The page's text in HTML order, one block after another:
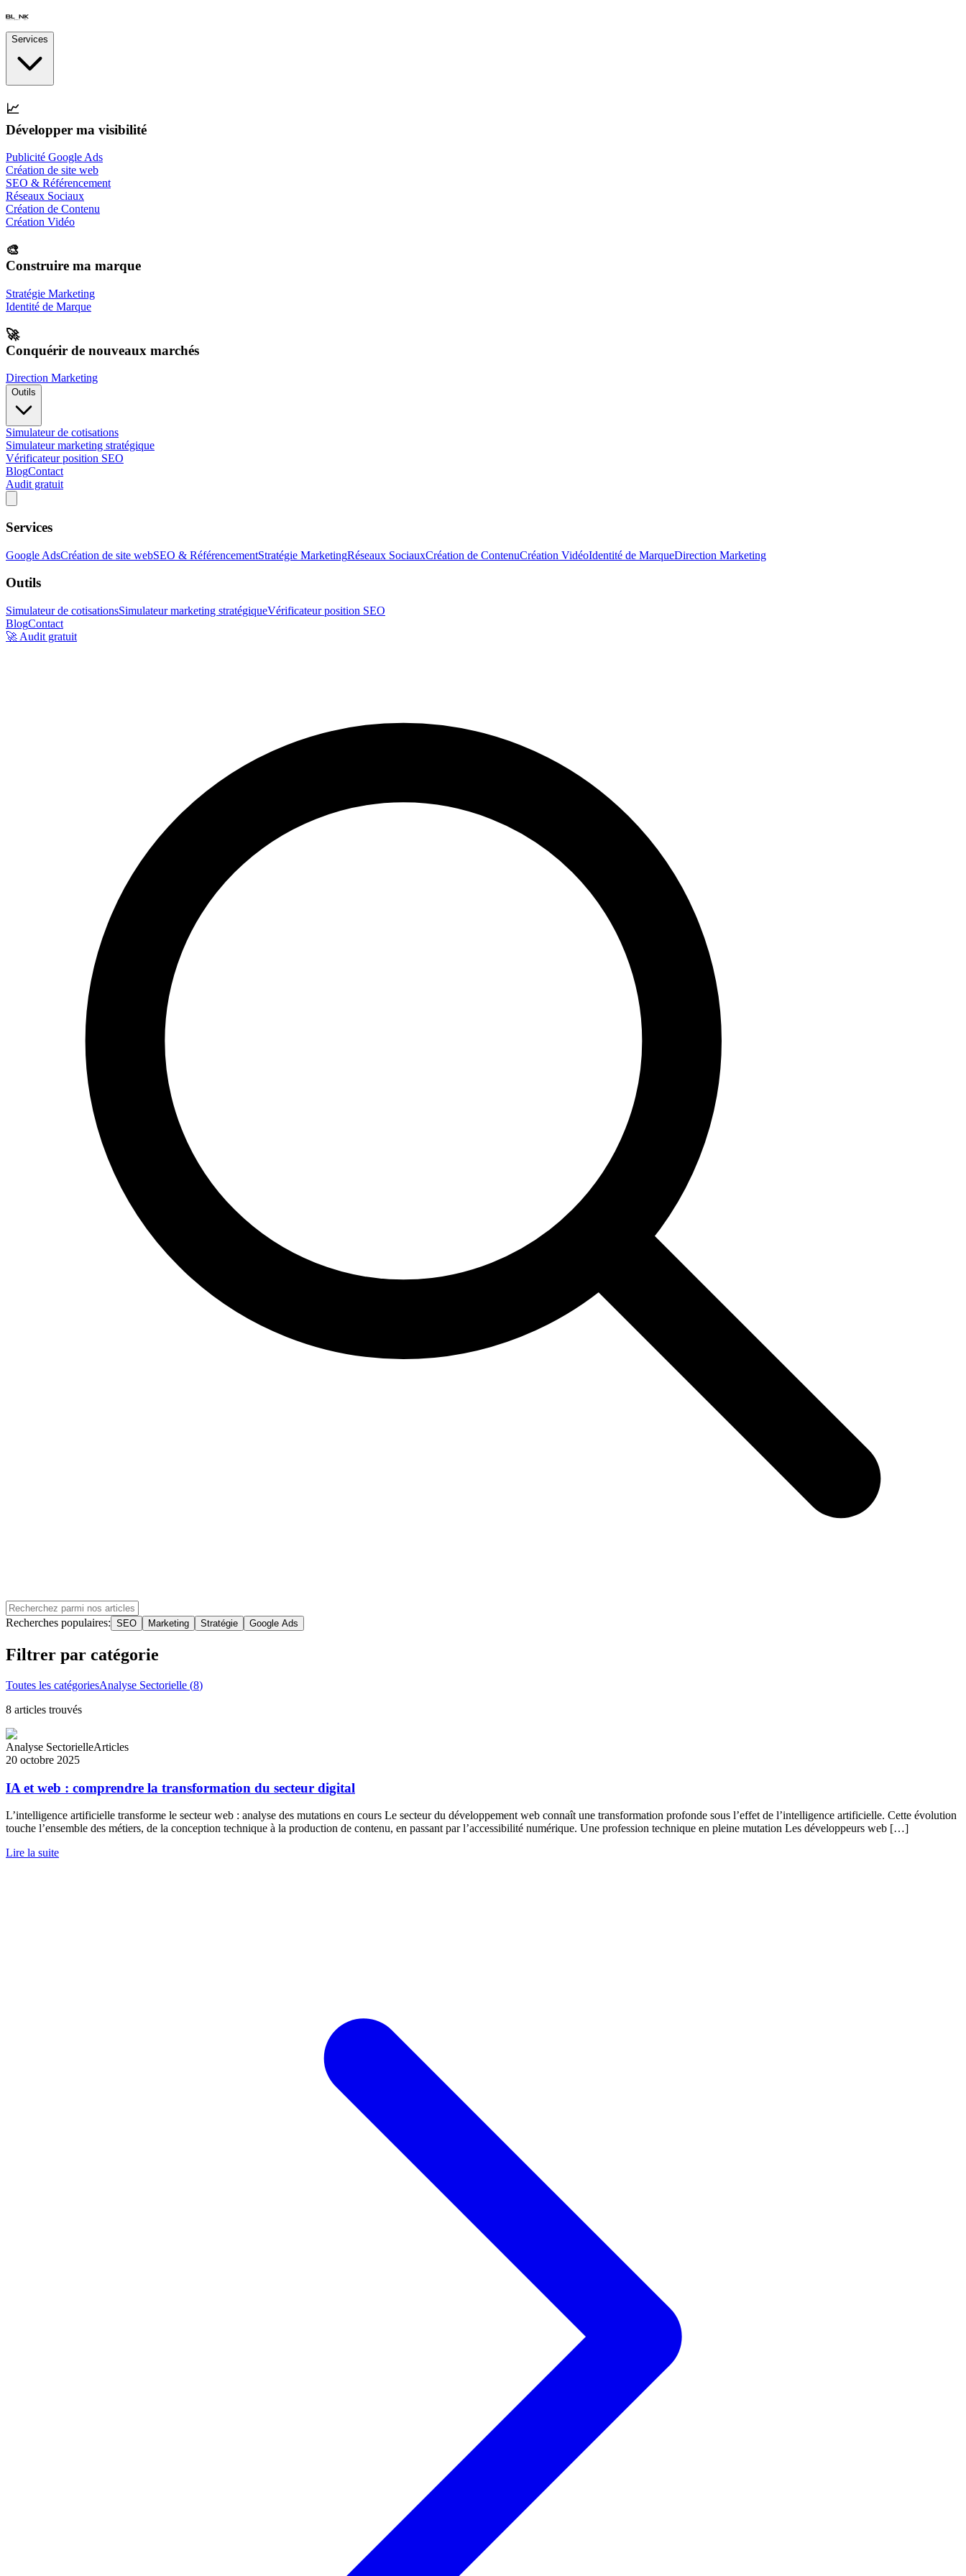
Services
📈
Développer ma visibilité
Publicité Google Ads
Création de site web
SEO & Référencement
Réseaux Sociaux
Création de Contenu
Création Vidéo
🎨
Construire ma marque
Stratégie Marketing
Identité de Marque
🚀
Conquérir de nouveaux marchés
Direction Marketing
Outils
Simulateur de cotisations
Simulateur marketing stratégique
Vérificateur position SEO
BlogContact
Audit gratuit
Services
Google AdsCréation de site webSEO & RéférencementStratégie MarketingRéseaux SociauxCréation de ContenuCréation VidéoIdentité de MarqueDirection Marketing
Outils
Simulateur de cotisationsSimulateur marketing stratégiqueVérificateur position SEO
BlogContact
🚀 Audit gratuit
Recherches populaires: SEO Marketing Stratégie Google Ads
Filtrer par catégorie
Toutes les catégoriesAnalyse Sectorielle (8)
8 articles trouvés
Analyse SectorielleArticles
20 octobre 2025
IA et web : comprendre la transformation du secteur digital
L’intelligence artificielle transforme le secteur web : analyse des mutations en cours Le secteur du développement web connaît une transformation profonde sous l’effet de l’intelligence artificielle. Cette évolution
touche l’ensemble des métiers, de la conception technique à la production de contenu, en passant par l’accessibilité numérique. Une profession technique en pleine mutation Les développeurs web […]
Lire la suite